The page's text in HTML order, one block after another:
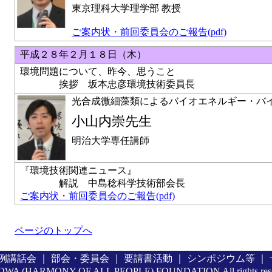
東京理科大学理学部 教授
ご案内状・前回委員会のご報告(pdf)
平成２８年２月１８日（木）
環境問題について、昨今、思うこと
挨拶 坂本忠彦環境技術委員長
光合成微細藻類によるバイオエネルギー・バ
小山内崇先生
明治大学専任講師
『環境技術関連ニュース』
解説 中島稔科学技術部会長
ご案内状・前回委員会のご報告(pdf)
ページのトップへ
講話会 部会・委員会 要請書活動 シンポジウム等